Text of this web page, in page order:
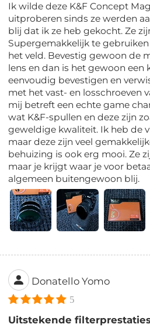
Ik wilde deze K&F Concept
uitproberen sinds ze werden
blij dat ik ze heb gekocht. Ze
Supergemakkelijk te
het veld. Bevestig gewoon de
lens en dan is het gewoon een
eenvoudig bevestigen en
met het vast- en losschroeven
mij betreft een echte game
wat K&F-spullen en deze zijn
geweldige kwaliteit. Ik heb de
maar deze zijn veel
behuizing is ook erg mooi. Ze
maar je krijgt waar je voor
algemeen buitengewoon blij.
Donatello Yomo
5
Uitstekende